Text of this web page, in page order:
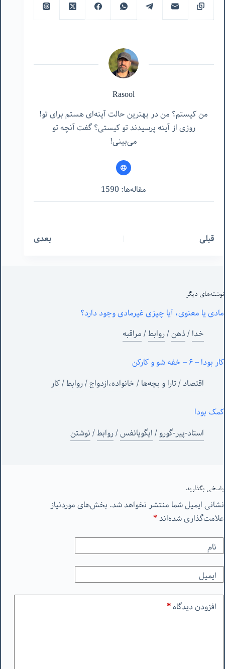
Rasool
من کیستم؟ من در بهترین حالت آینه‌ای هستم برای تو!
روزی از آینه پرسیدند تو کیستی؟ گفت آنچه تو
می‌بینی!
مقاله‌ها: 1590
قبلی بعدی
نوشته‌های‌ دیگر
مادی یا معنوی، آیا چیزی غیرمادی وجود دارد؟
خدا/ذهن/روابط/مراقبه
کار بودا – ۶ – خفه شو و کارکن
اقتصاد/تارا و بچه‌ها/خانواده،ازدواج/روابط/کار
کمک بودا
استاد-پیر-گورو/ایگویانفس/روابط/نوشتن
پاسخی بگذارید
نشانی ایمیل شما منتشر نخواهد شد. بخش‌های موردنیاز
علامت‌گذاری شده‌اند*
نام
ایمیل
افزودن دیدگاه*